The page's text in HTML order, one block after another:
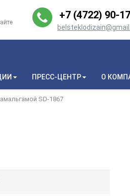
+7 (4722) 90-­
ПРЕСС-ЦЕНТР О
SD-1867